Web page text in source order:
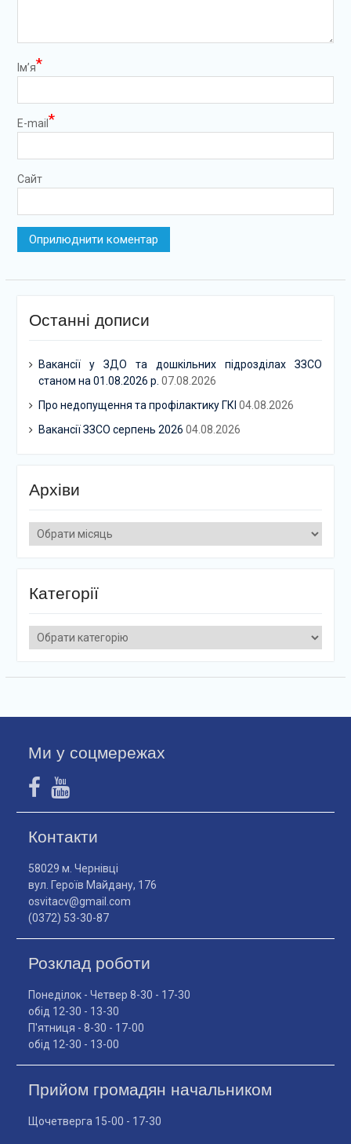
Ім’я*
E-mail *
Сайт
Останні дописи
Вакансії у ЗДО та дошкільних підрозділах ЗЗСО
станом на 01.08.2026 р. 07.08.2026
Про недопущення та профілактику ГКІ 04.08.2026
Вакансії ЗЗСО серпень 2026 04.08.2026
Архіви
Архіви
Категорії
Категорії
Ми у соцмережах
Контакти
58029 м. Чернівці
вул. Героїв Майдану, 176
osvitacv@gmail.com
(0372) 53-30-87
Розклад роботи
Понеділок - Четвер 8-30 - 17-30
обід 12-30 - 13-30
П'ятниця - 8-30 - 17-00
обід 12-30 - 13-00
Прийом громадян начальником
Щочетверга 15-00 - 17-30